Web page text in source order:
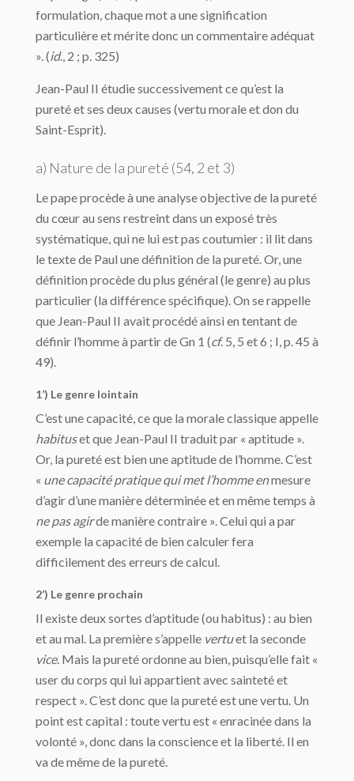
formulation, chaque mot a une signification
particulière et mérite donc un commentaire adéquat
». (id., 2 ; p. 325)
Jean-Paul II étudie successivement ce qu’est la
pureté et ses deux causes (vertu morale et don du
Saint-Esprit).
a) Nature de la pureté (54, 2 et 3)
Le pape procède à une analyse objective de la pureté
du cœur au sens restreint dans un exposé très
systématique, qui ne lui est pas coutumier : il lit dans
le texte de Paul une définition de la pureté. Or, une
définition procède du plus général (le genre) au plus
particulier (la différence spécifique). On se rappelle
que Jean-Paul II avait procédé ainsi en tentant de
définir l’homme à partir de Gn 1 (cf. 5, 5 et 6 ; I, p. 45 à
49).
1’) Le genre lointain
C’est une capacité, ce que la morale classique appelle
habituset que Jean-Paul II traduit par « aptitude ».
Or, la pureté est bien une aptitude de l’homme. C’est
« une capacité pratique qui met l’homme enmesure
d’agir d’une manière déterminée et en même temps à
ne pas agirde manière contraire ». Celui qui a par
exemple la capacité de bien calculer fera
difficilement des erreurs de calcul.
2’) Le genre prochain
Il existe deux sortes d’aptitude (ou habitus) : au bien
et au mal. La première s’appelle vertuet la seconde
vice. Mais la pureté ordonne au bien, puisqu’elle fait «
user du corps qui lui appartient avec sainteté et
respect ». C’est donc que la pureté est une vertu. Un
point est capital : toute vertu est « enracinée dans la
volonté », donc dans la conscience et la liberté. Il en
va de même de la pureté.